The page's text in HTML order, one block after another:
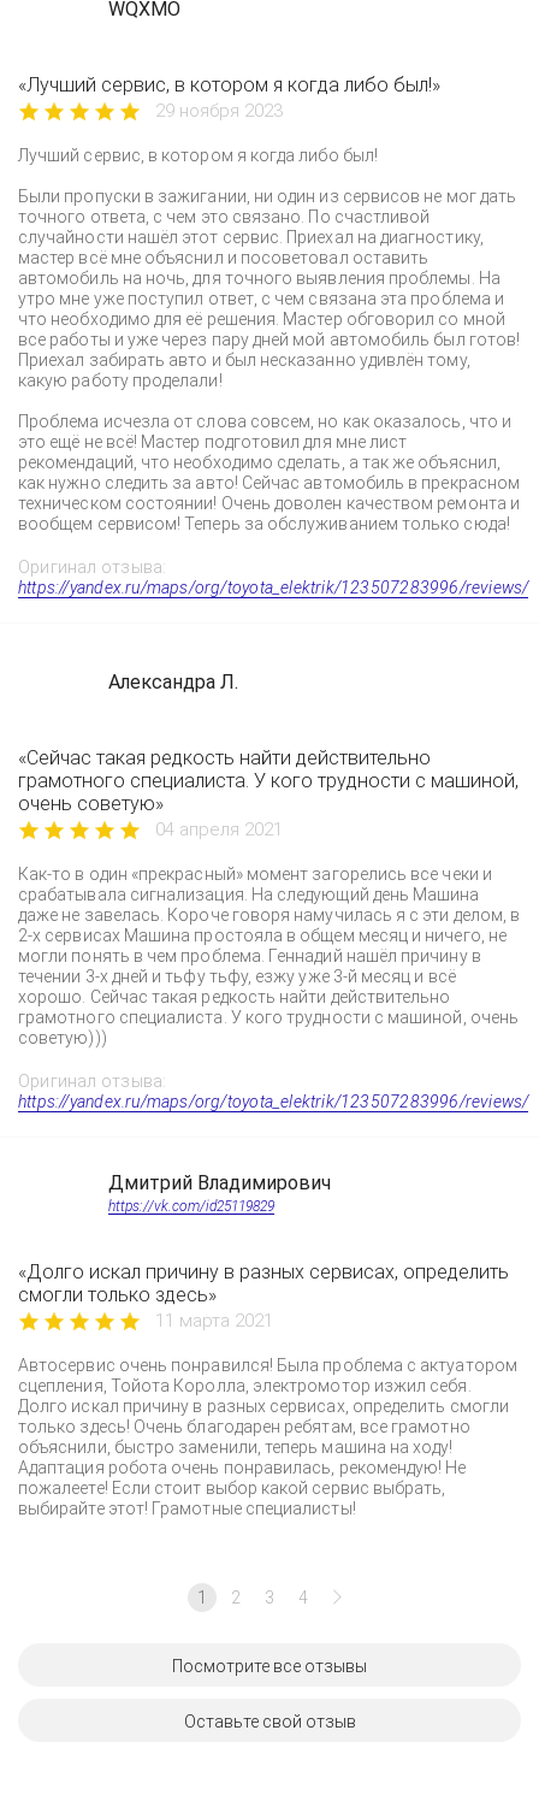
WQXMO
«Лучший сервис, в котором я когда либо был!»
29 ноября 2023
Лучший сервис, в котором я когда либо был!
Были пропуски в зажигании, ни один из сервисов не мог дать
точного ответа, с чем это связано. По счастливой
случайности нашёл этот сервис. Приехал на диагностику,
мастер всё мне объяснил и посоветовал оставить
автомобиль на ночь, для точного выявления проблемы. На
утро мне уже поступил ответ, с чем связана эта проблема и
что необходимо для её решения. Мастер обговорил со мной
все работы и уже через пару дней мой автомобиль был готов!
Приехал забирать авто и был несказанно удивлён тому,
какую работу проделали!
Проблема исчезла от слова совсем, но как оказалось, что и
это ещё не всё! Мастер подготовил для мне лист
рекомендаций, что необходимо сделать, а так же объяснил,
как нужно следить за авто! Сейчас автомобиль в прекрасном
техническом состоянии! Очень доволен качеством ремонта и
вообщем сервисом! Теперь за обслуживанием только сюда!
Оригинал отзыва:
https://yandex.ru/maps/org/toyota_elektrik/123507283996/reviews/
Александра Л.
«Сейчас такая редкость найти действительно
грамотного специалиста. У кого трудности с машиной,
очень советую»
04 апреля 2021
Как-то в один «прекрасный» момент загорелись все чеки и
срабатывала сигнализация. На следующий день Машина
даже не завелась. Короче говоря намучилась я с эти делом, в
2-х сервисах Машина простояла в общем месяц и ничего, не
могли понять в чем проблема. Геннадий нашёл причину в
течении 3-х дней и тьфу тьфу, езжу уже 3-й месяц и всё
хорошо. Сейчас такая редкость найти действительно
грамотного специалиста. У кого трудности с машиной, очень
советую)))
Оригинал отзыва:
https://yandex.ru/maps/org/toyota_elektrik/123507283996/reviews/
Дмитрий Владимирович
https://vk.com/id25119829
«Долго искал причину в разных сервисах, определить
смогли только здесь»
11 марта 2021
Автосервис очень понравился! Была проблема с актуатором
сцепления, Тойота Королла, электромотор изжил себя.
Долго искал причину в разных сервисах, определить смогли
только здесь! Очень благодарен ребятам, все грамотно
объяснили, быстро заменили, теперь машина на ходу!
Адаптация робота очень понравилась, рекомендую! Не
пожалеете! Если стоит выбор какой сервис выбрать,
выбирайте этот! Грамотные специалисты!
1 2 3 4
Посмотрите все отзывы
Оставьте свой отзыв